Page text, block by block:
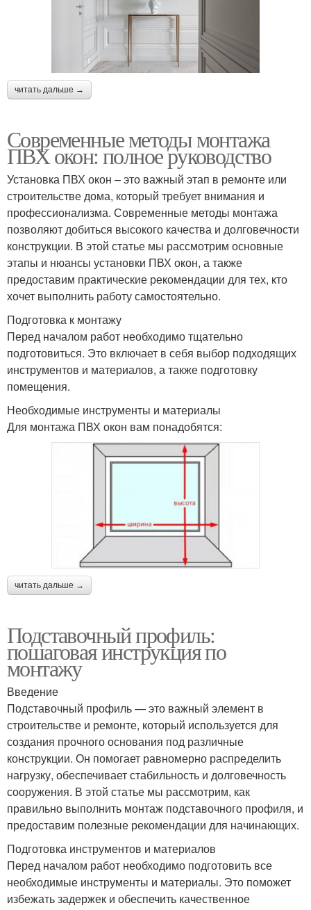
читать дальше →
Современные методы монтажа
ПВХ окон: полное руководство
Установка ПВХ окон – это важный этап в ремонте или
строительстве дома, который требует внимания и
профессионализма. Современные методы монтажа
позволяют добиться высокого качества и долговечности
конструкции. В этой статье мы рассмотрим основные
этапы и нюансы установки ПВХ окон, а также
предоставим практические рекомендации для тех, кто
хочет выполнить работу самостоятельно.
Подготовка к монтажу
Перед началом работ необходимо тщательно
подготовиться. Это включает в себя выбор подходящих
инструментов и материалов, а также подготовку
помещения.
Необходимые инструменты и материалы
Для монтажа ПВХ окон вам понадобятся:
читать дальше →
Подставочный профиль:
пошаговая инструкция по
монтажу
Введение
Подставочный профиль — это важный элемент в
строительстве и ремонте, который используется для
создания прочного основания под различные
конструкции. Он помогает равномерно распределить
нагрузку, обеспечивает стабильность и долговечность
сооружения. В этой статье мы рассмотрим, как
правильно выполнить монтаж подставочного профиля, и
предоставим полезные рекомендации для начинающих.
Подготовка инструментов и материалов
Перед началом работ необходимо подготовить все
необходимые инструменты и материалы. Это поможет
избежать задержек и обеспечить качественное